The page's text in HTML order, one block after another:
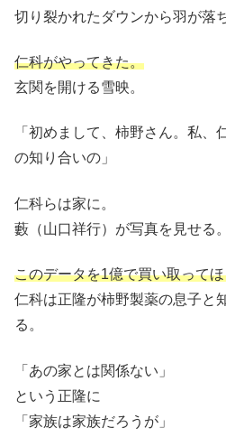
切り裂かれたダウンから羽が落
仁科がやってきた。
玄関を開ける雪映。
「初めまして、柿野さん。私、
の知り合いの」
仁科らは家に。
藪（山口祥行）が写真を見せる。
このデータを1億で買い取って
仁科は正隆が柿野製薬の息子と
る。
「あの家とは関係ない」
という正隆に
「家族は家族だろうが」